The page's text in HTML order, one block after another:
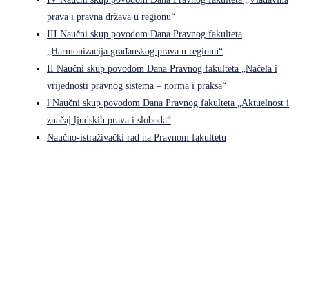
prava i pravna država u regionu“
III Naučni skup povodom Dana Pravnog fakulteta
„Harmonizacija građanskog prava u regionu“
II Naučni skup povodom Dana Pravnog fakulteta „Načela i
vrijednosti pravnog sistema – norma i praksa“
l Naučni skup povodom Dana Pravnog fakulteta „Aktuelnost i
značaj ljudskih prava i sloboda“
Naučno-istraživački rad na Pravnom fakultetu